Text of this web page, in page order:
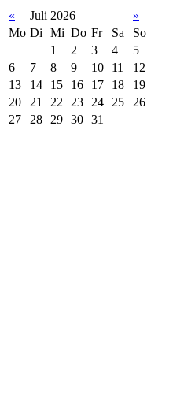
« Juli 2026
»
Mo Di Mi Do Fr Sa
So
1
2 3 4
5
6
7 8 9 10 11
12
13
14 15 16 17 18
19
20
21 22 23 24 25
26
27
28 29 30 31